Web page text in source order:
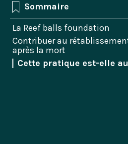
Sommaire
La Reef balls foundation
Contribuer au
après la mort
Cette pratique est-elle